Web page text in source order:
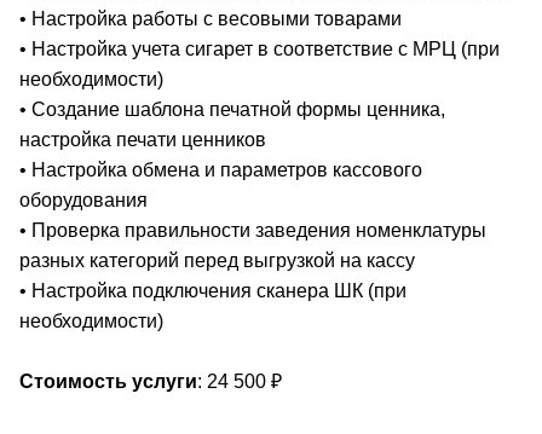
• Настройка работы с весовыми товарами
• Настройка учета сигарет в соответствие с МРЦ (при
необходимости)
• Создание шаблона печатной формы ценника,
настройка печати ценников
• Настройка обмена и параметров кассового
оборудования
• Проверка правильности заведения номенклатуры
разных категорий перед выгрузкой на кассу
• Настройка подключения сканера ШК (при
необходимости)
Стоимость услуги: 24 500 ₽